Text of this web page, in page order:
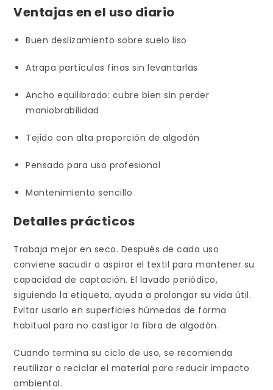
Ventajas en el uso diario
Buen deslizamiento sobre suelo liso
Atrapa partículas finas sin levantarlas
Ancho equilibrado: cubre bien sin perder
maniobrabilidad
Tejido con alta proporción de algodón
Pensado para uso profesional
Mantenimiento sencillo
Detalles prácticos
Trabaja mejor en seco. Después de cada uso
conviene sacudir o aspirar el textil para mantener su
capacidad de captación. El lavado periódico,
siguiendo la etiqueta, ayuda a prolongar su vida útil.
Evitar usarlo en superficies húmedas de forma
habitual para no castigar la fibra de algodón.
Cuando termina su ciclo de uso, se recomienda
reutilizar o reciclar el material para reducir impacto
ambiental.